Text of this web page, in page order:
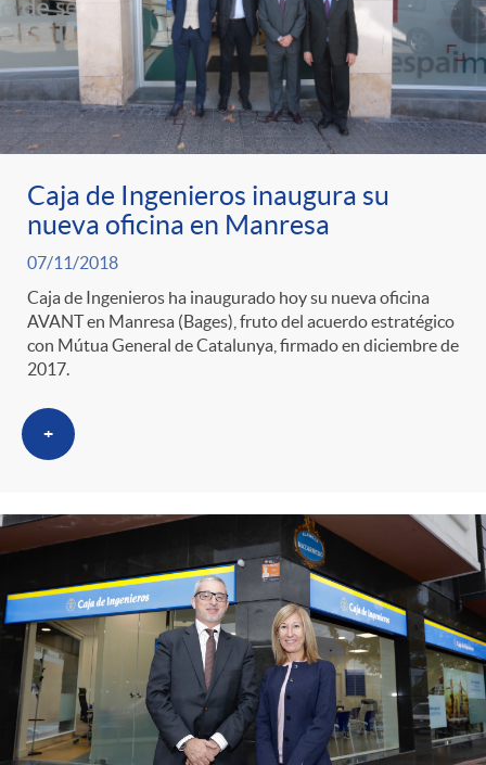
Caja de Ingenieros inaugura su
nueva oficina en Manresa
07/11/2018
Caja de Ingenieros ha inaugurado hoy su nueva oficina
AVANT en Manresa (Bages), fruto del acuerdo estratégico
con Mútua General de Catalunya, firmado en diciembre de
2017.
+